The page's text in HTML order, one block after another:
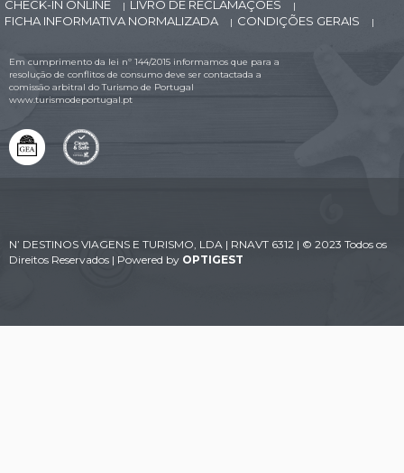
CHECK-IN ONLINE | LIVRO DE RECLAMAÇÕES |
FICHA INFORMATIVA NORMALIZADA | CONDIÇÕES GERAIS |
Em cumprimento da lei nº 144/2015 informamos que para a
resolução de conflitos de consumo deve ser contactada a
comissão arbitral do Turismo de Portugal
www.turismodeportugal.pt
N’ DESTINOS VIAGENS E TURISMO, LDA | RNAVT 6312 | © 2023 Todos os
Direitos Reservados | Powered by OPTIGEST